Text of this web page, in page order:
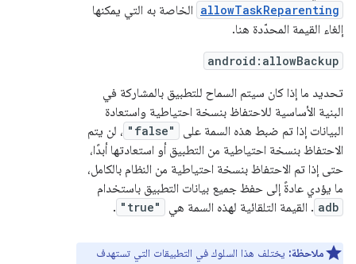
allowTaskReparenting الخاصة به التي يمكنها
إلغاء القيمة المحدّدة هنا.
android:allowBackup
تحديد ما إذا كان سيتم السماح للتطبيق بالمشاركة في
البنية الأساسية للاحتفاظ بنسخة احتياطية واستعادة
البيانات إذا تم ضبط هذه السمة على
"false" ، لن يتم
الاحتفاظ بنسخة احتياطية من التطبيق أو استعادتها أبدًا،
حتى إذا تم الاحتفاظ بنسخة احتياطية من النظام بالكامل،
ما يؤدي عادةً إلى حفظ جميع بيانات التطبيق باستخدام
adb . القيمة التلقائية لهذه السمة هي "true"
.
ملاحظة: يختلف هذا السلوك في التطبيقات التي تستهدف